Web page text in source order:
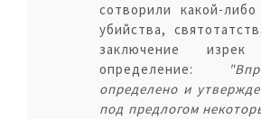
сотворили какой-
убийства,
заключение изрек
определение:
определено и
под предлогом